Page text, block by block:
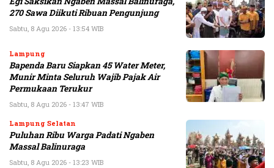
270 Sawa Diikuti Ribuan Pengunjung
Sabtu, 8 Agu 2026 - 13:54 WIB
Lampung
Bapenda Baru Siapkan 45 Water Meter,
Munir Minta Seluruh Wajib Pajak Air
Permukaan Terukur
Sabtu, 8 Agu 2026 - 13:47 WIB
Lampung Selatan
Puluhan Ribu Warga Padati Ngaben
Massal Balinuraga
Sabtu, 8 Agu 2026 - 13:23 WIB